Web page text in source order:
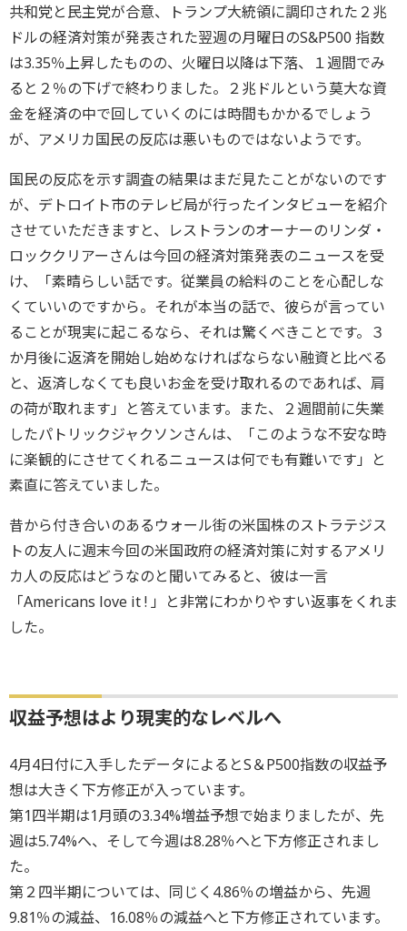
共和党と民主党が合意、トランプ大統領に調印された２兆
ドルの経済対策が発表された翌週の月曜日のS&P500 指数
は3.35％上昇したものの、火曜日以降は下落、１週間でみ
ると２％の下げで終わりました。２兆ドルという莫大な資
金を経済の中で回していくのには時間もかかるでしょう
が、アメリカ国民の反応は悪いものではないようです。
国民の反応を示す調査の結果はまだ見たことがないのです
が、デトロイト市のテレビ局が行ったインタビューを紹介
させていただきますと、レストランのオーナーのリンダ・
ロッククリアーさんは今回の経済対策発表のニュースを受
け、「素晴らしい話です。従業員の給料のことを心配しな
くていいのですから。それが本当の話で、彼らが言ってい
ることが現実に起こるなら、それは驚くべきことです。３
か月後に返済を開始し始めなければならない融資と比べる
と、返済しなくても良いお金を受け取れるのであれば、肩
の荷が取れます」と答えています。また、２週間前に失業
したパトリックジャクソンさんは、「このような不安な時
に楽観的にさせてくれるニュースは何でも有難いです」と
素直に答えていました。
昔から付き合いのあるウォール街の米国株のストラテジス
トの友人に週末今回の米国政府の経済対策に対するアメリ
カ人の反応はどうなのと聞いてみると、彼は一言
「Americans love it ! 」と非常にわかりやすい返事をくれま
した。
収益予想はより現実的なレベルへ
4月4日付に入手したデータによるとS＆P500指数の収益予
想は大きく下方修正が入っています。
第1四半期は1月頭の3.34%増益予想で始まりましたが、先
週は5.74%へ、そして今週は8.28％へと下方修正されまし
た。
第２四半期については、同じく4.86％の増益から、先週
9.81％の減益、16.08％の減益へと下方修正されています。